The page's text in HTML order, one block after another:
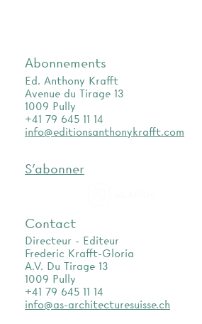
Abonnements
Ed. Anthony Krafft
Avenue du Tirage 13
1009 Pully
+41 79 645 11 14
info@editionsanthonykrafft.com
S'abonner
Contact
Directeur - Editeur
Frederic Krafft-Gloria
A.V. Du Tirage 13
1009 Pully
+41 79 645 11 14
info@as-architecturesuisse.ch